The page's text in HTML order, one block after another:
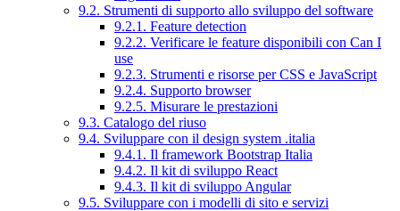
9.2. Strumenti di supporto allo sviluppo del software
9.2.1. Feature detection
9.2.2. Verificare le feature disponibili con Can I
use
9.2.3. Strumenti e risorse per CSS e JavaScript
9.2.4. Supporto browser
9.2.5. Misurare le prestazioni
9.3. Catalogo del riuso
9.4. Sviluppare con il design system .italia
9.4.1. Il framework Bootstrap Italia
9.4.2. Il kit di sviluppo React
9.4.3. Il kit di sviluppo Angular
9.5. Sviluppare con i modelli di sito e servizi